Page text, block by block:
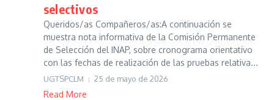
selectivos
Queridos/as Compañeros/as:A continuación se
muestra nota informativa de la Comisión Permanente
de Selección del INAP, sobre cronograma orientativo
con las fechas de realización de las pruebas relativa...
UGTSPCLM 25 de mayo de 2026
Read More